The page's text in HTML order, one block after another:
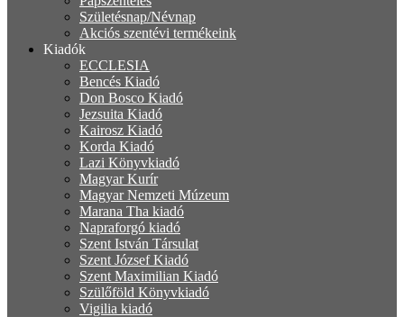
Születésnap/Névnap
Akciós szentévi termékeink
Kiadók
ECCLESIA
Bencés Kiadó
Don Bosco Kiadó
Jezsuita Kiadó
Kairosz Kiadó
Korda Kiadó
Lazi Könyvkiadó
Magyar Kurír
Magyar Nemzeti Múzeum
Marana Tha kiadó
Napraforgó kiadó
Szent István Társulat
Szent József Kiadó
Szent Maximilian Kiadó
Szülőföld Könyvkiadó
Vigilia kiadó